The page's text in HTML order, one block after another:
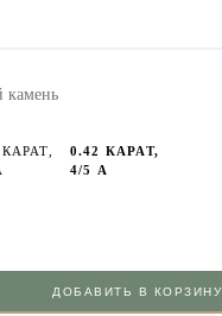
камень
0.42 КАРАТ,
4/5 А
ДОБАВИТЬ В КОРЗИНУ